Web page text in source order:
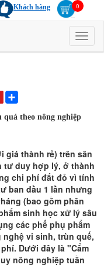
Khách hàng
theo nông nghiệp
giá thành rẻ) trên sân
tư duy hợp lý, ở thành
chi phí đắt đỏ vì tính
ban đầu 1 lần nhưng
(bao gồm phân
sinh học xử lý sâu
các phế phụ phẩm
vi sinh, trùn quế,
Dưới đây là "Cẩm
nông nghiệp tuần